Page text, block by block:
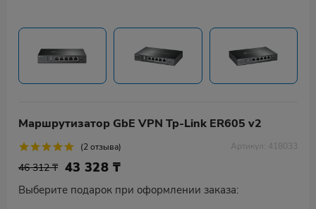
Маршрутизатор GbE VPN Tp-Link ER605 v2
(2 отзыва) Артикул: 418033
46 312 ₸ 43 328 ₸
Выберите подарок при оформлении заказа: